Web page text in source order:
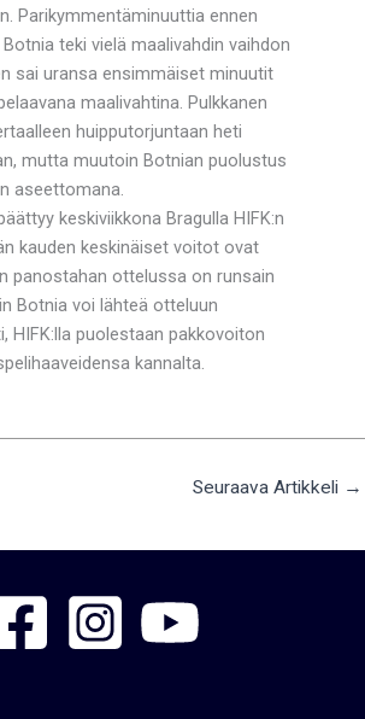
Parikymmentäminuuttia ennen
teki vielä maalivahdin vaihdon
sai uransa ensimmäiset minuutit
maalivahtina. Pulkkanen
huipputorjuntaan heti
mutta muutoin Botnian puolustus
aseettomana.
keskiviikkona Bragulla HIFK:n
kauden keskinäiset voitot ovat
panostahan ottelussa on runsain
Botnia voi lähteä otteluun
HIFK:lla puolestaan pakkovoiton
kannalta.
Seuraava Artikkeli →